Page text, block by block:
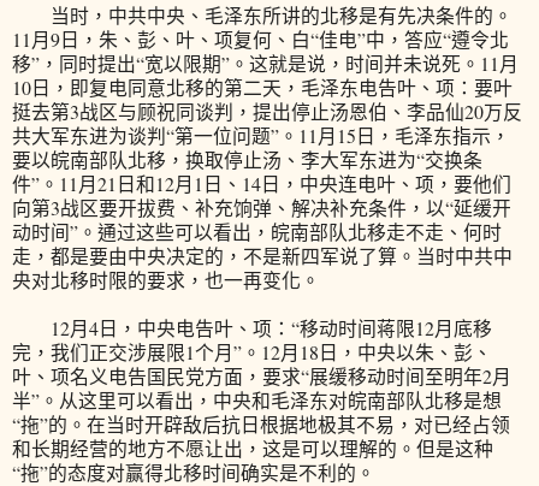
当时，中共中央、毛泽东所讲的北移是有先决条件的。
11月9日，朱、彭、叶、项复何、白“佳电”中，答应“遵令北
移”，同时提出“宽以限期”。这就是说，时间并未说死。11月
10日，即复电同意北移的第二天，毛泽东电告叶、项：要叶
挺去第3战区与顾祝同谈判，提出停止汤恩伯、李品仙20万反
共大军东进为谈判“第一位问题”。11月15日，毛泽东指示，
要以皖南部队北移，换取停止汤、李大军东进为“交换条
件”。11月21日和12月1日、14日，中央连电叶、项，要他们
向第3战区要开拔费、补充饷弹、解决补充条件，以“延缓开
动时间”。通过这些可以看出，皖南部队北移走不走、何时
走，都是要由中央决定的，不是新四军说了算。当时中共中
央对北移时限的要求，也一再变化。
12月4日，中央电告叶、项：“移动时间蒋限12月底移
完，我们正交涉展限1个月”。12月18日，中央以朱、彭、
叶、项名义电告国民党方面，要求“展缓移动时间至明年2月
半”。从这里可以看出，中央和毛泽东对皖南部队北移是想
“拖”的。在当时开辟敌后抗日根据地极其不易，对已经占领
和长期经营的地方不愿让出，这是可以理解的。但是这种
“拖”的态度对赢得北移时间确实是不利的。